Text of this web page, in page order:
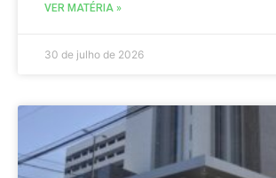
VER MATÉRIA »
30 de julho de 2026